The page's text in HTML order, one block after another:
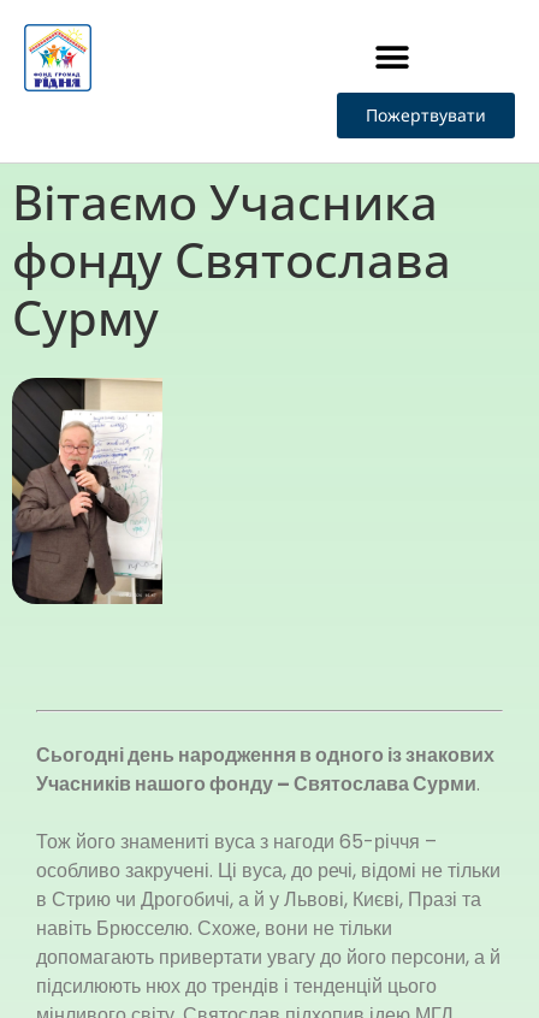
Пожертвувати
Вітаємо Учасника
фонду Святослава
Сурму
Сьогодні день народження в одного із знакових
Учасників нашого фонду – Святослава Сурми.
Тож його знамениті вуса з нагоди 65-річчя –
особливо закручені. Ці вуса, до речі, відомі не тільки
в Стрию чи Дрогобичі, а й у Львові, Києві, Празі та
навіть Брюсселю. Схоже, вони не тільки
допомагають привертати увагу до його персони, а й
підсилюють нюх до трендів і тенденцій цього